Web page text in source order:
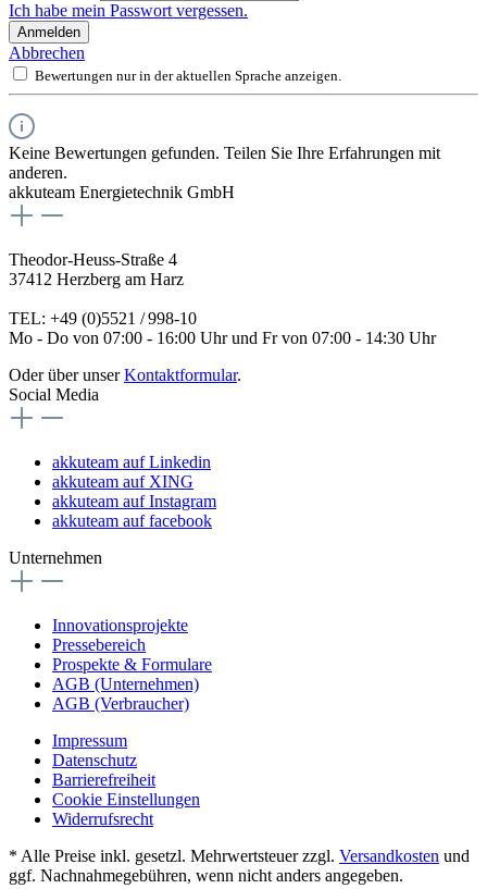
Ich habe mein Passwort vergessen.
Anmelden
Abbrechen
Bewertungen nur in der aktuellen Sprache anzeigen.
Keine Bewertungen gefunden. Teilen Sie Ihre Erfahrungen mit
anderen.
akkuteam Energietechnik GmbH
Theodor-Heuss-Straße 4
37412 Herzberg am Harz
TEL: +49 (0)5521 / 998-10
Mo - Do von 07:00 - 16:00 Uhr und Fr von 07:00 - 14:30 Uhr
Oder über unserKontaktformular.
Social Media
akkuteam auf Linkedin
akkuteam auf XING
akkuteam auf Instagram
akkuteam auf facebook
Unternehmen
Innovationsprojekte
Pressebereich
Prospekte & Formulare
AGB (Unternehmen)
AGB (Verbraucher)
Impressum
Datenschutz
Barrierefreiheit
Cookie Einstellungen
Widerrufsrecht
* Alle Preise inkl. gesetzl. Mehrwertsteuer zzgl. Versandkosten und
ggf. Nachnahmegebühren, wenn nicht anders angegeben.